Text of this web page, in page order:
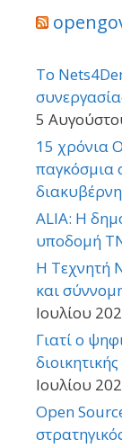
Το
5
15 χρόνια
παγκόσμια
ALIA: Η
υποδομή
Η Τεχνητή
και
Ιουλίου
Γιατί ο
Ιουλίου
Open